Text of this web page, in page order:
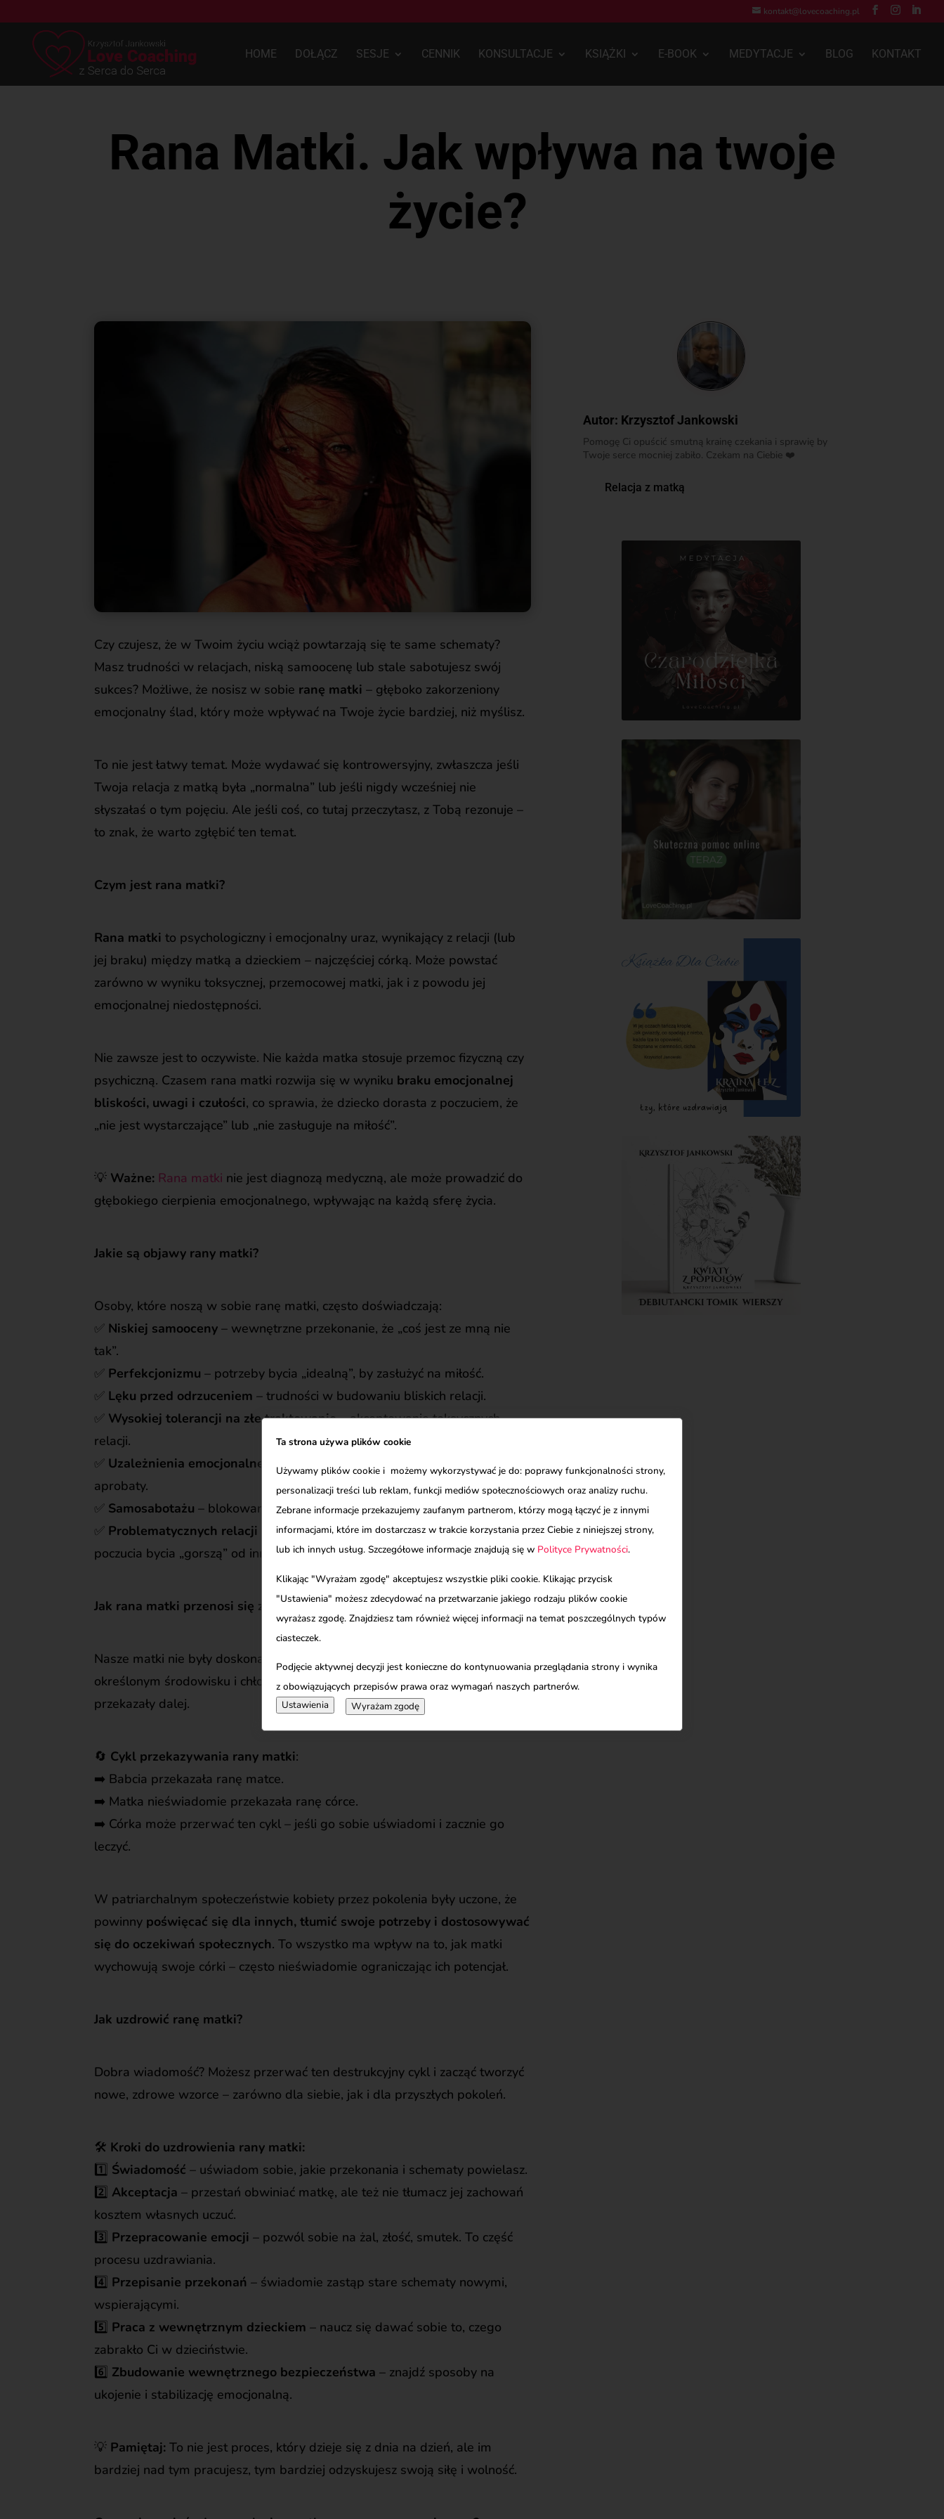
kontakt@lovecoaching.pl
HOME DOŁĄCZ SESJE CENNIK KONSULTACJE KSIĄŻKI E-BOOK MEDYTACJE BLOG KONTAKT
Rana Matki. Jak wpływa na twoje
życie?
Czy czujesz, że w Twoim życiu wciąż powtarzają się te same schematy?
Masz trudności w relacjach, niską samoocenę lub stale sabotujesz swój
sukces? Możliwe, że nosisz w sobie ranę matki – głęboko zakorzeniony
emocjonalny ślad, który może wpływać na Twoje życie bardziej, niż myślisz.
To nie jest łatwy temat. Może wydawać się kontrowersyjny, zwłaszcza jeśli
Twoja relacja z matką była „normalna” lub jeśli nigdy wcześniej nie
słyszałaś o tym pojęciu. Ale jeśli coś, co tutaj przeczytasz, z Tobą rezonuje –
to znak, że warto zgłębić ten temat.
Czym jest rana matki?
Rana matki to psychologiczny i emocjonalny uraz, wynikający z relacji (lub
jej braku) między matką a dzieckiem – najczęściej córką. Może powstać
zarówno w wyniku toksycznej, przemocowej matki, jak i z powodu jej
emocjonalnej niedostępności.
Nie zawsze jest to oczywiste. Nie każda matka stosuje przemoc fizyczną czy
psychiczną. Czasem rana matki rozwija się w wyniku braku emocjonalnej
bliskości, uwagi i czułości, co sprawia, że dziecko dorasta z poczuciem, że
„nie jest wystarczające” lub „nie zasługuje na miłość”.
💡 Ważne: Rana matki nie jest diagnozą medyczną, ale może prowadzić do
głębokiego cierpienia emocjonalnego, wpływając na każdą sferę życia.
Jakie są objawy rany matki?
Osoby, które noszą w sobie ranę matki, często doświadczają:
✅ Niskiej samooceny – wewnętrzne przekonanie, że „coś jest ze mną nie
tak”.
✅ Perfekcjonizmu – potrzeby bycia „idealną”, by zasłużyć na miłość.
✅ Lęku przed odrzuceniem – trudności w budowaniu bliskich relacji.
✅ Wysokiej tolerancji na złe traktowanie– akceptowanie toksycznych
relacji.
✅ Uzależnienia emocjonalnego od innych– potrzeby zewnętrznej
aprobaty.
✅ Samosabotażu – blokowania własnych sukcesów i szczęścia.
✅ Problematycznych relacji z kobietami– rywalizacji, zazdrości lub
poczucia bycia „gorszą” od innych.
Jak rana matki przenosi się z pokolenia na pokolenie?
Nasze matki nie były doskonałe. Tak jak my, same wychowywały się w
określonym środowisku i chłonęły wzorce, które często nieświadomie
przekazały dalej.
🔄 Cykl przekazywania rany matki:
➡️ Babcia przekazała ranę matce.
➡️ Matka nieświadomie przekazała ranę córce.
➡️ Córka może przerwać ten cykl – jeśli go sobie uświadomi i zacznie go
leczyć.
W patriarchalnym społeczeństwie kobiety przez pokolenia były uczone, że
powinny poświęcać się dla innych, tłumić swoje potrzeby i dostosowywać
się do oczekiwań społecznych. To wszystko ma wpływ na to, jak matki
wychowują swoje córki – często nieświadomie ograniczając ich potencjał.
Jak uzdrowić ranę matki?
Dobra wiadomość? Możesz przerwać ten destrukcyjny cykl i zacząć tworzyć
nowe, zdrowe wzorce – zarówno dla siebie, jak i dla przyszłych pokoleń.
🛠️ Kroki do uzdrowienia rany matki:
1️⃣ Świadomość – uświadom sobie, jakie przekonania i schematy powielasz.
2️⃣ Akceptacja – przestań obwiniać matkę, ale też nie tłumacz jej zachowań
kosztem własnych uczuć.
3️⃣ Przepracowanie emocji – pozwól sobie na żal, złość, smutek. To część
procesu uzdrawiania.
4️⃣ Przepisanie przekonań – świadomie zastąp stare schematy nowymi,
wspierającymi.
5️⃣ Praca z wewnętrznym dzieckiem – naucz się dawać sobie to, czego
zabrakło Ci w dzieciństwie.
6️⃣ Zbudowanie wewnętrznego bezpieczeństwa – znajdź sposoby na
ukojenie i stabilizację emocjonalną.
💡 Pamiętaj: To nie jest proces, który dzieje się z dnia na dzień, ale im
bardziej nad tym pracujesz, tym bardziej odzyskujesz swoją siłę i wolność.
Autor: Krzysztof Jankowski
Pomogę Ci opuścić smutną krainę czekania i sprawię by
Twoje serce mocniej zabiło. Czekam na Ciebie ❤️
Relacja z matką
Ta strona używa plików cookie
Używamy plików cookie i możemy wykorzystywać je do: poprawy funkcjonalności strony,
personalizacji treści lub reklam, funkcji mediów społecznościowych oraz analizy ruchu.
Zebrane informacje przekazujemy zaufanym partnerom, którzy mogą łączyć je z innymi
informacjami, które im dostarczasz w trakcie korzystania przez Ciebie z niniejszej strony,
lub ich innych usług. Szczegółowe informacje znajdują się w Polityce Prywatności.
Klikając "Wyrażam zgodę" akceptujesz wszystkie pliki cookie. Klikając przycisk
"Ustawienia" możesz zdecydować na przetwarzanie jakiego rodzaju plików cookie
wyrażasz zgodę. Znajdziesz tam również więcej informacji na temat poszczególnych typów
ciasteczek.
Podjęcie aktywnej decyzji jest konieczne do kontynuowania przeglądania strony i wynika
z obowiązujących przepisów prawa oraz wymagań naszych partnerów.
Ustawienia Wyrażam zgodę